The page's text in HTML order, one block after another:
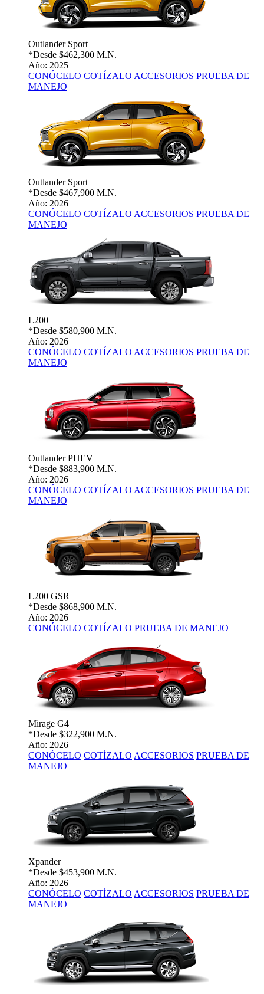
Outlander Sport
*Desde $462,300 M.N.
Año: 2025
CONÓCELO COTÍZALO ACCESORIOS PRUEBA DE
MANEJO
Outlander Sport
*Desde $467,900 M.N.
Año: 2026
CONÓCELO COTÍZALO ACCESORIOS PRUEBA DE
MANEJO
L200
*Desde $580,900 M.N.
Año: 2026
CONÓCELO COTÍZALO ACCESORIOS PRUEBA DE
MANEJO
Outlander PHEV
*Desde $883,900 M.N.
Año: 2026
CONÓCELO COTÍZALO ACCESORIOS PRUEBA DE
MANEJO
L200 GSR
*Desde $868,900 M.N.
Año: 2026
CONÓCELO COTÍZALO PRUEBA DE MANEJO
Mirage G4
*Desde $322,900 M.N.
Año: 2026
CONÓCELO COTÍZALO ACCESORIOS PRUEBA DE
MANEJO
Xpander
*Desde $453,900 M.N.
Año: 2026
CONÓCELO COTÍZALO ACCESORIOS PRUEBA DE
MANEJO